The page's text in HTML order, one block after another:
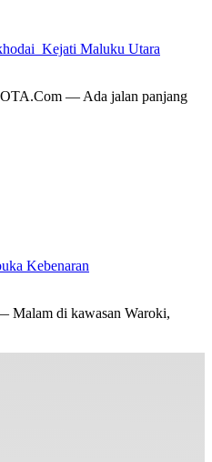
Kejati Maluku Utara
— Ada jalan panjang
Kebenaran
di kawasan Waroki,